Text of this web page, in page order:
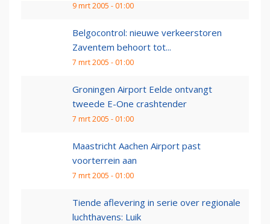
9 mrt 2005 - 01:00
Belgocontrol: nieuwe verkeerstoren
Zaventem behoort tot...
7 mrt 2005 - 01:00
Groningen Airport Eelde ontvangt
tweede E-One crashtender
7 mrt 2005 - 01:00
Maastricht Aachen Airport past
voorterrein aan
7 mrt 2005 - 01:00
Tiende aflevering in serie over regionale
luchthavens: Luik